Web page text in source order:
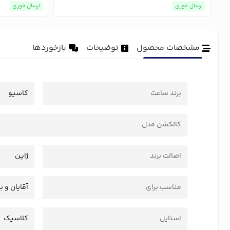
ارسال فوری ارسال فوری
مشخصات محصول توضیحات بازخوردها
برند ساعت کاسیو
کالکشن مدل
اصالت برند ژاپن
مناسب برای آقایان و
استایل کلاسیک